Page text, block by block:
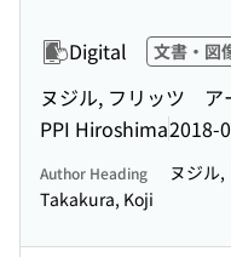
Digital 文書・図
ヌジル, フリッツ ア
PPI Hiroshima2018-
Author Heading ヌジル
Takakura, Koji